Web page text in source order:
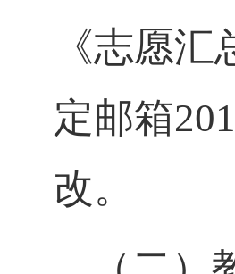
《志愿
定邮箱
改。